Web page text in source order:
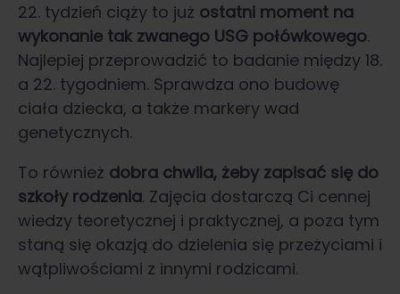
22. tydzień ciąży to już ostatni moment na
wykonanie tak zwanego USG połówkowego.
Najlepiej przeprowadzić to badanie między 18.
a 22. tygodniem. Sprawdza ono budowę
ciała dziecka, a także markery wad
genetycznych.
To również dobra chwila, żeby zapisać się do
szkoły rodzenia. Zajęcia dostarczą Ci cennej
wiedzy teoretycznej i praktycznej, a poza tym
staną się okazją do dzielenia się przeżyciami i
wątpliwościami z innymi rodzicami.